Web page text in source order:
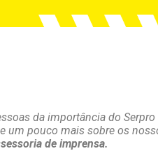
da importância do Serpro
um pouco mais sobre os
de imprensa.